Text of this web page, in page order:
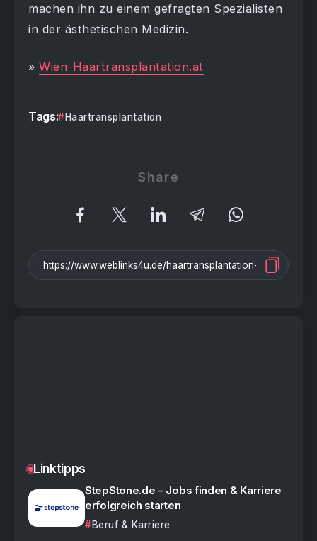
machen ihn zu einem gefragten Spezialisten
in der ästhetischen Medizin.
» Wien-Haartransplantation.at
Tags: Haartransplantation
Share
Linktipps
StepStone.de – Jobs finden & Karriere
erfolgreich starten
Beruf & Karriere